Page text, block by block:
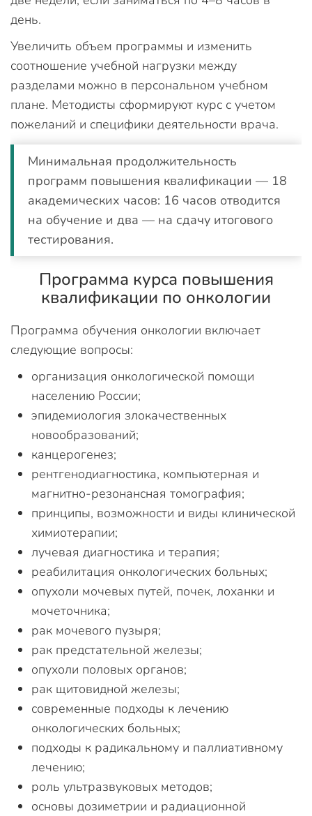
день.
Увеличить объем программы и изменить
соотношение учебной нагрузки между
разделами можно в персональном учебном
плане. Методисты сформируют курс с учетом
пожеланий и специфики деятельности врача.
Минимальная продолжительность
программ повышения квалификации — 18
академических часов: 16 часов отводится
на обучение и два — на сдачу итогового
тестирования.
Программа курса повышения
квалификации по онкологии
Программа обучения онкологии включает
следующие вопросы:
организация онкологической помощи
населению России;
эпидемиология злокачественных
новообразований;
канцерогенез;
рентгенодиагностика, компьютерная и
магнитно-резонансная томография;
принципы, возможности и виды клинической
химиотерапии;
лучевая диагностика и терапия;
реабилитация онкологических больных;
опухоли мочевых путей, почек, лоханки и
мочеточника;
рак мочевого пузыря;
рак предстательной железы;
опухоли половых органов;
рак щитовидной железы;
современные подходы к лечению
онкологических больных;
подходы к радикальному и паллиативному
лечению;
роль ультразвуковых методов;
основы дозиметрии и радиационной